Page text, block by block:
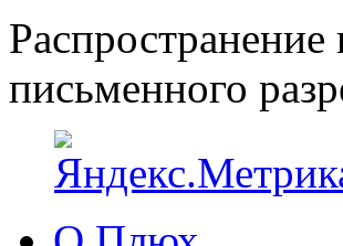
письменного